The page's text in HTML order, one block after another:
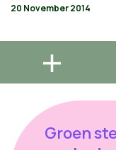
20 November 2014
Groen